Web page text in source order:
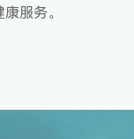
服务。